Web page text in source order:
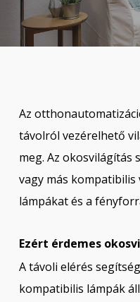
Az
távolról vezérelhető
meg. Az okosvilágítás
vagy más
lámpákat és a
Ezért érdemes
A távoli elérés
kompatibilis lámpák